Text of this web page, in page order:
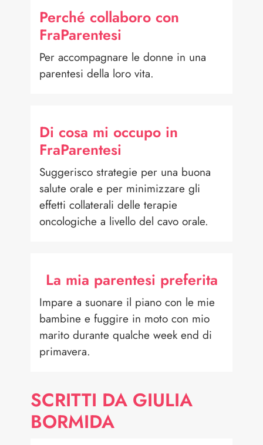
Perché collaboro con
FraParentesi
Per accompagnare le donne in una
parentesi della loro vita.
Di cosa mi occupo in
FraParentesi
Suggerisco strategie per una buona
salute orale e per minimizzare gli
effetti collaterali delle terapie
oncologiche a livello del cavo orale.
La mia parentesi preferita
Impare a suonare il piano con le mie
bambine e fuggire in moto con mio
marito durante qualche week end di
primavera.
SCRITTI DA GIULIA
BORMIDA